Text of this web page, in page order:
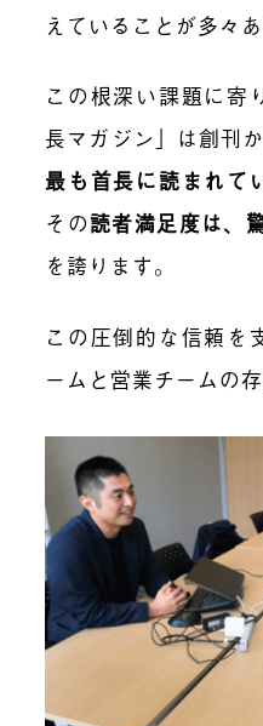
えていることが多々あ
この根深い課題に寄
長マガジン」は創刊
最も首長に読まれて
その読者満足度は、
を誇ります。
この圧倒的な信頼を
ームと営業チームの存